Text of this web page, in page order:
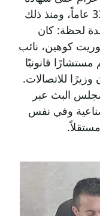
المحاماة، وعمره 33 عاماً، ومنذ ذلك
لحظة: كان
كوهين، نائب
قانونيًا
للاتصالات.
البث عبر
وفي نفس